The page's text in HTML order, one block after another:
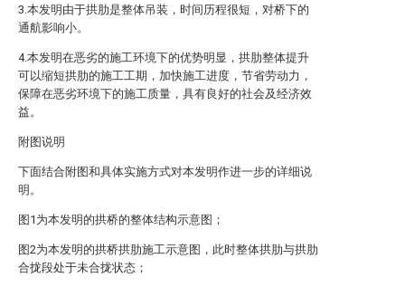
3.本发明由于拱肋是整体吊装，时间历程很短，对桥下的
通航影响小。
4.本发明在恶劣的施工环境下的优势明显，拱肋整体提升
可以缩短拱肋的施工工期，加快施工进度，节省劳动力，
保障在恶劣环境下的施工质量，具有良好的社会及经济效
益。
附图说明
下面结合附图和具体实施方式对本发明作进一步的详细说
明。
图1为本发明的拱桥的整体结构示意图；
图2为本发明的拱桥拱肋施工示意图，此时整体拱肋与拱肋
合拢段处于未合拢状态；